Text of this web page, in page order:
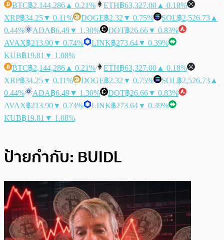
BTC฿2,144,286 ▲ 0.21% ETH฿63,327.00 ▲ 0.18%
XRP฿34.25▼ 0.11% DOGE฿2.32 ▼ 0.75% SOL฿2,526.73 ▲
0.44%
ADA฿6.49▼ 1.30% DOT฿26.66▼ 0.83%
AVAX฿213.90▼ 0.74% LINK฿273.64▼ 0.39%
KUB฿19.81 ▼ 1.08%
BTC฿2,144,286 ▲ 0.21% ETH฿63,327.00 ▲ 0.18%
XRP฿34.25▼ 0.11% DOGE฿2.32 ▼ 0.75% SOL฿2,526.73 ▲
0.44%
ADA฿6.49▼ 1.30% DOT฿26.66▼ 0.83%
AVAX฿213.90▼ 0.74% LINK฿273.64▼ 0.39%
KUB฿19.81 ▼ 1.08%
ป้ายกำกับ: BUIDL